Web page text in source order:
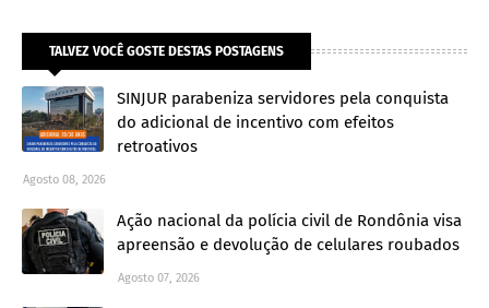
TALVEZ VOCÊ GOSTE DESTAS POSTAGENS
SINJUR parabeniza servidores pela conquista
do adicional de incentivo com efeitos
retroativos
Agosto 08, 2026
Ação nacional da polícia civil de Rondônia visa
apreensão e devolução de celulares roubados
Agosto 07, 2026